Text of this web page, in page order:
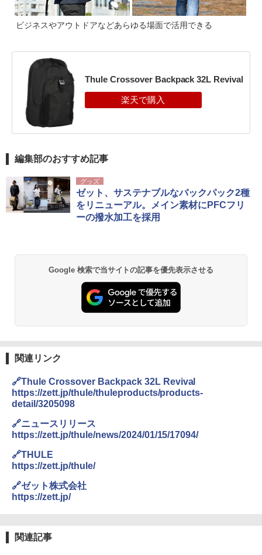
ビジネスやアウトドアなどあらゆる場面で活用できる
Thule Crossover Backpack 32L Revival
編集部のおすすめ記事
グッズ
ゼット、サステナブルなバックパック2種
をリニューアル。メイン素材にPFCフリ
ーの撥水加工を採用
Google 検索で当サイトの記事を優先表示させる
関連リンク
🔗Thule Crossover Backpack 32L Revival
https://zett.jp/thule/thuleproducts/products-
detail/3205098
🔗ニュースリリース
https://zett.jp/thule/news/2024/01/15/17094/
🔗THULE
https://zett.jp/thule/
🔗ゼット株式会社
https://zett.jp/
関連記事